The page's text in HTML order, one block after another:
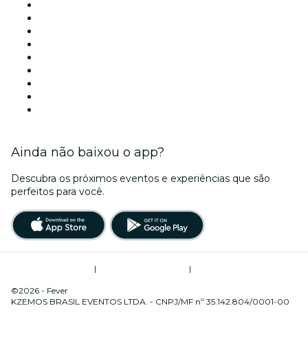
Ainda não baixou o app?
Descubra os próximos eventos e experiências que são
perfeitos para você.
|
|
©2026 - Fever
KZEMOS BRASIL EVENTOS LTDA. - CNPJ/MF nº 35.142.804/0001-00